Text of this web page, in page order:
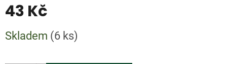
43 Kč
cena:
Skladem (6 ks)